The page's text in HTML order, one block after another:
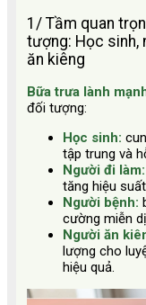
1/ Tầm quan
tượng: Học sinh,
ăn kiêng
Bữa trưa lành
đối tượng:
Học sinh:
tập trung và
Người đi làm:
tăng hiệu
Người bệnh:
cường miễn
Người ăn
lượng cho
hiệu quả.